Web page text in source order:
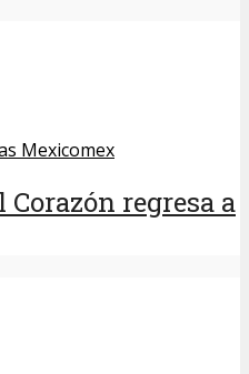
Mexicomex
regresa a